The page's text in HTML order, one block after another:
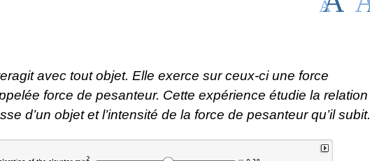
avec tout objet. Elle exerce sur ceux-ci une force
force de pesanteur. Cette expérience étudie la relation
d’un objet et l’intensité de la force de pesanteur qu’il subit.